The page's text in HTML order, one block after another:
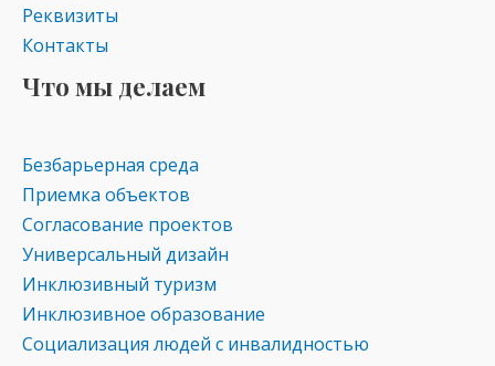
Реквизиты
Контакты
Что мы делаем
Безбарьерная среда
Приемка объектов
Согласование проектов
Универсальный дизайн
Инклюзивный туризм
Инклюзивное образование
Социализация людей с инвалидностью